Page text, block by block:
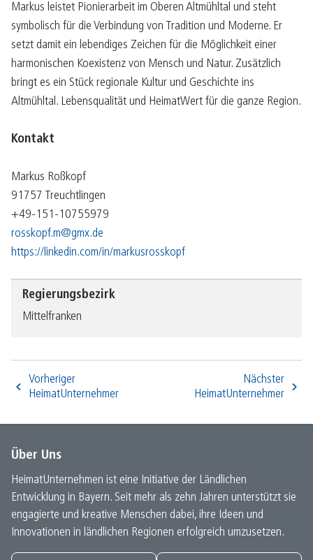
Markus leistet Pionierarbeit im Oberen Altmühltal und steht
symbolisch für die Verbindung von Tradition und Moderne. Er
setzt damit ein lebendiges Zeichen für die Möglichkeit einer
harmonischen Koexistenz von Mensch und Natur. Zusätzlich
bringt es ein Stück regionale Kultur und Geschichte ins
Altmühltal. Lebensqualität und HeimatWert für die ganze Region.
Kontakt
Markus Roßkopf
91757 Treuchtlingen
+49-151-10755979
rosskopf.m@gmx.de
https://linkedin.com/in/markusrosskopf
Regierungsbezirk
Mittelfranken
Vorheriger
HeimatUnternehmer
Nächster
HeimatUnternehmer
Über Uns
HeimatUnternehmen ist eine Initiative der Ländlichen
Entwicklung in Bayern. Seit mehr als zehn Jahren unterstützt sie
engagierte und kreative Menschen dabei, ihre Ideen und
Innovationen in ländlichen Regionen erfolgreich umzusetzen.